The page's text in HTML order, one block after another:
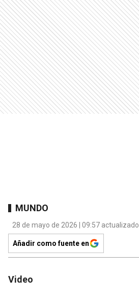
MUNDO
28 de mayo de 2026 | 09:57
Añadir como fuente en
Video